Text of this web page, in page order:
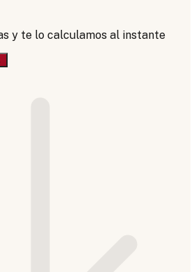
y te lo calculamos al instante